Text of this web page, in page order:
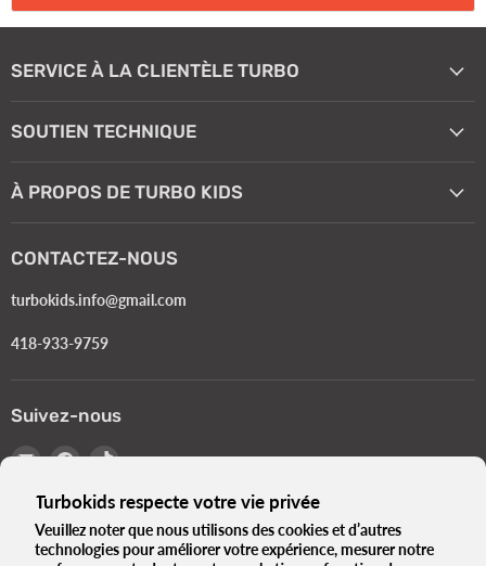
Turbokids respecte votre vie privée
Veuillez noter que nous utilisons des cookies et d’autres
technologies pour améliorer votre expérience, mesurer notre
SERVICE À LA CLIENTÈLE TURBO
SOUTIEN TECHNIQUE
À PROPOS DE TURBO KIDS
CONTACTEZ-NOUS
turbokids.info@gmail.com
418-933-9759
Suivez-nous
EmailTrouvez-
sur
Facebook
Trouvez-
sur
TikTok
Langue
Français